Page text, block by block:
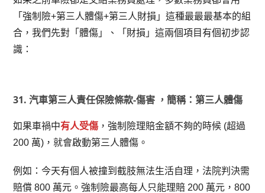
「強制險+第三人體傷+第三人財損」這種最最最基本的組
合，我們先對「體傷」、「財損」這兩個項目有個初步認
識：
31. 汽車第三人責任保險條款-傷害 ，簡稱：第三人體傷
如果車禍中有人受傷 ，強制險理賠金額不夠的時候 (超過
200 萬)，就會啟動第三人體傷。
例如：今天有個人被撞到截肢無法生活自理，法院判決需
賠償 800 萬元。強制險最高每人只能理賠 200 萬元，800